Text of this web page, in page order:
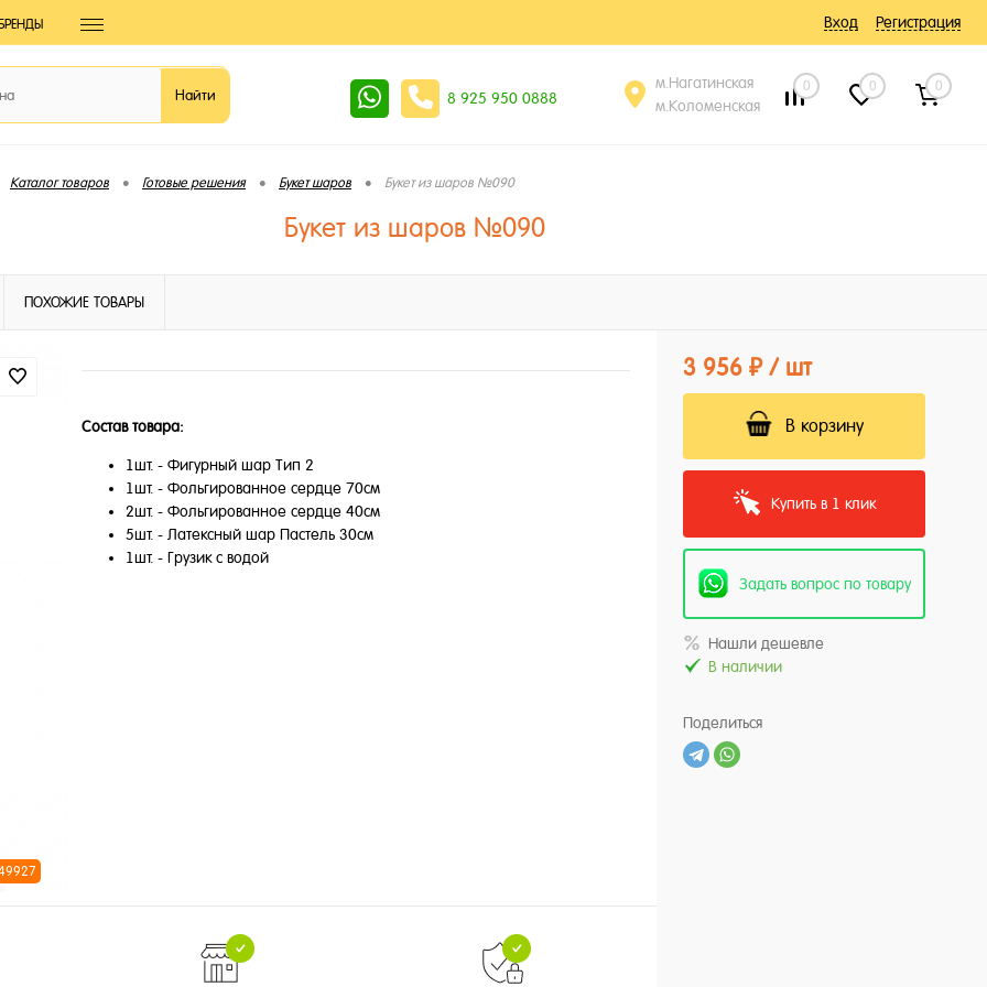
Вход Регистрация
8 925 950 0888
м.Нагатинская
м.Коломенская
0 0 0
Каталог товаров • Готовые решения • Букет шаров • Букет из шаров №090
Букет из шаров №090
ПОХОЖИЕ ТОВАРЫ
Состав товара:
1шт. - Фигурный шар Тип 2
1шт. - Фольгированное сердце 70см
2шт. - Фольгированное сердце 40см
5шт. - Латексный шар Пастель 30см
1шт. - Грузик с водой
3 956 ₽ / шт
В корзину
Купить в 1 клик
Задать вопрос по товару
Нашли дешевле
В наличии
Поделиться